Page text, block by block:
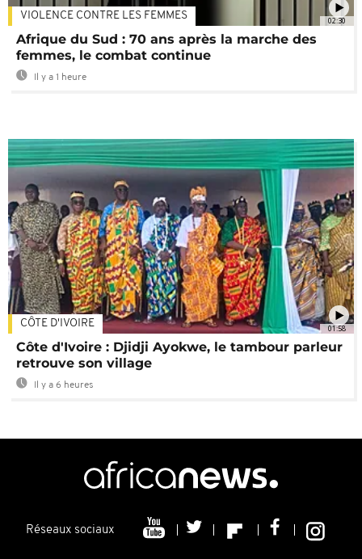
02:30
VIOLENCE CONTRE LES FEMMES
Afrique du Sud : 70 ans après la marche des
femmes, le combat continue
Il y a 1 heure
01:58
CÔTE D'IVOIRE
Côte d'Ivoire : Djidji Ayokwe, le tambour parleur
retrouve son village
Il y a 6 heures
Réseaux sociaux